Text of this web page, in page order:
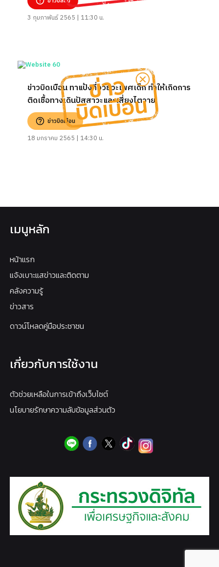
3 กุมภาพันธ์ 2565 | 11:30 น.
ข่าวบิดเบือน ทาแป้งที่อวัยวะเพศเด็ก ทำให้เกิดการ
ติดเชื้อทางเดินปัสสาวะและเสี่ยงไตวาย
ข่าวบิดเบือน
18 มกราคม 2565 | 14:30 น.
เมนูหลัก
หน้าแรก
แจ้งเบาะแสข่าวและติดตาม
คลังความรู้
ข่าวสาร
ดาวน์โหลดคู่มือประชาชน
เกี่ยวกับการใช้งาน
ตัวช่วยเหลือในการเข้าถึงเว็บไซต์
นโยบายรักษาความลับข้อมูลส่วนตัว